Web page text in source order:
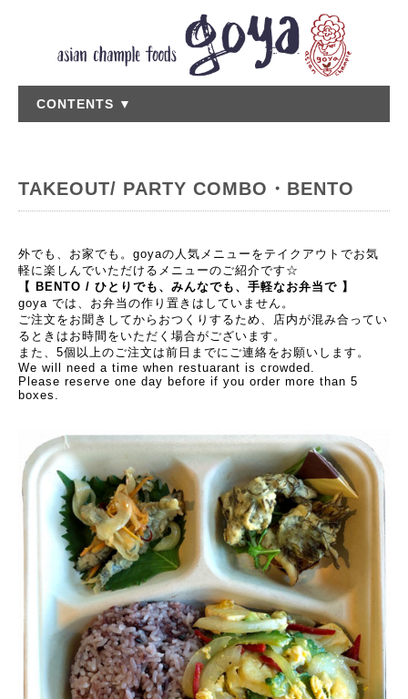
CONTENTS ▼
TAKEOUT/ PARTY COMBO・BENTO
外でも、お家でも。goyaの人気メニューをテイクアウトでお気
軽に楽しんでいただけるメニューのご紹介です☆
【 BENTO / ひとりでも、みんなでも、手軽なお弁当で 】
goya では、お弁当の作り置きはしていません。
ご注文をお聞きしてからおつくりするため、店内が混み合ってい
るときはお時間をいただく場合がございます。
また、5個以上のご注文は前日までにご連絡をお願いします。
We will need a time when restuarant is crowded.
Please reserve one day before if you order more than 5
boxes.